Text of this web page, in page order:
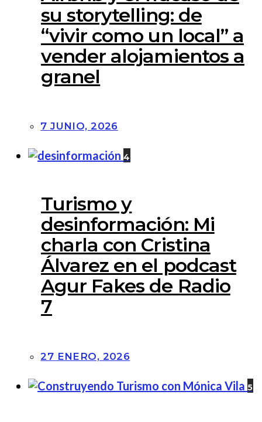
su storytelling: de
“vivir como un local” a
vender alojamientos a
granel
7 JUNIO, 2026
4
Turismo y
desinformación: Mi
charla con Cristina
Álvarez en el podcast
Agur Fakes de Radio
7
27 ENERO, 2026
5